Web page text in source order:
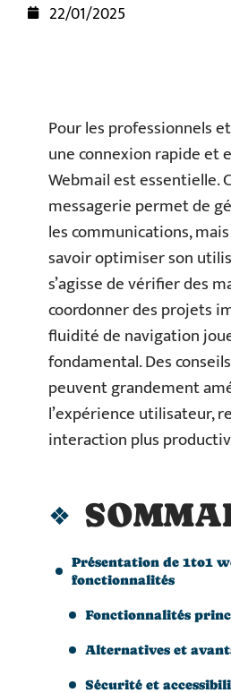
22/01/2025
Pour les professionnels
une connexion rapide et
Webmail est essentielle.
messagerie permet de
les communications,
savoir optimiser son
s’agisse de vérifier des
coordonner des projets
fluidité de navigation
fondamental. Des
peuvent grandement
l’expérience utilisateur,
interaction plus
Présentation de 1to1
fonctionnalités
Fonctionnalités
Alternatives et
Sécurité et